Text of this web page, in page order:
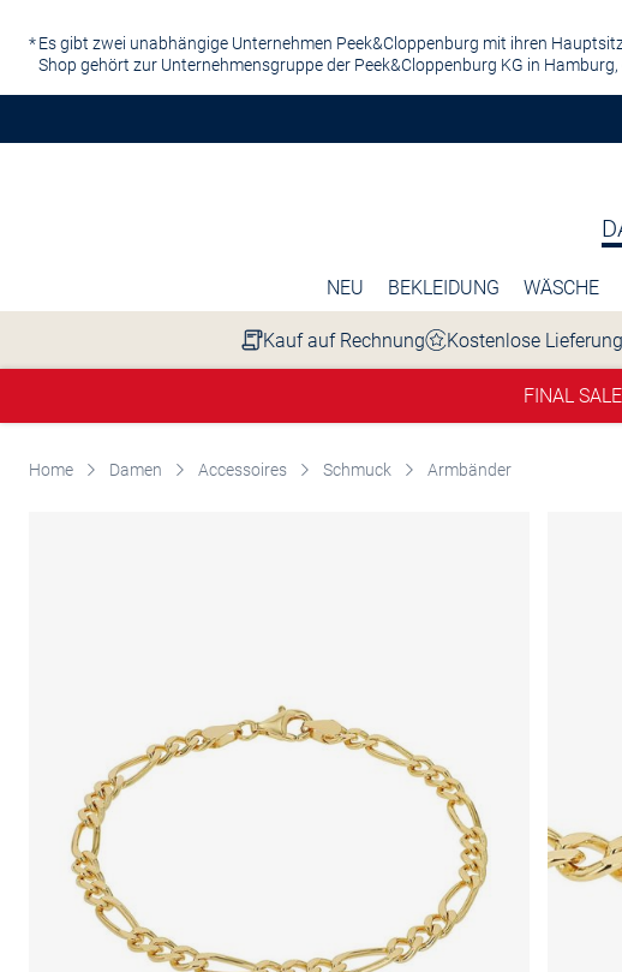
Es gibt zwei unabhängige Unternehmen Peek&Cloppenburg mit ihren
Shop gehört zur Unternehmensgruppe der Peek&Cloppenburg KG in
NEU BEKLEIDUNG WÄSCHE
Kauf auf Rechnung Kostenlose
FINAL SALE
Home Damen Accessoires Schmuck Armbänder